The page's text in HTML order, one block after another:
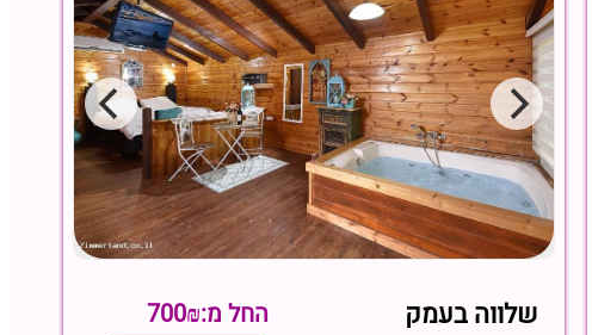
שלווה בעמק החל מ:700₪